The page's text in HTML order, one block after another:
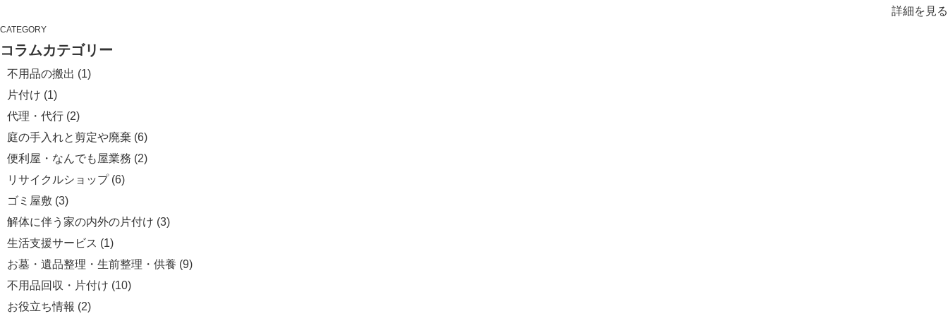
詳細を見る
CATEGORY
コラムカテゴリー
不用品の搬出 (1)
片付け (1)
代理・代行 (2)
庭の手入れと剪定や廃棄 (6)
便利屋・なんでも屋業務 (2)
リサイクルショップ(6)
ゴミ屋敷 (3)
解体に伴う家の内外の片付け (3)
生活支援サービス (1)
お墓・遺品整理・生前整理・供養 (9)
不用品回収・片付け (10)
お役立ち情報 (2)